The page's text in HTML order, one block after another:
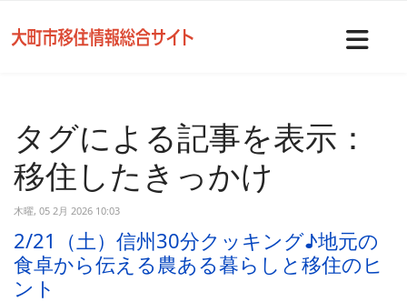
タグによる記事を表示：
移住したきっかけ
木曜, 05 2月 2026 10:03
2/21（土）信州30分クッキング♪地元の
食卓から伝える農ある暮らしと移住のヒ
ント